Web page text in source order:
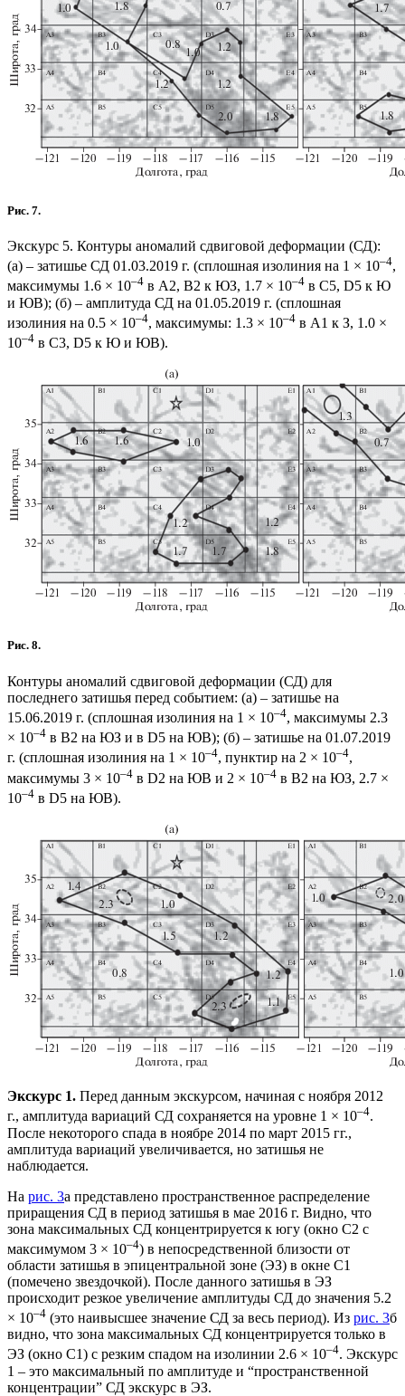
Рис. 7.
Экскурс 5. Контуры аномалий сдвиговой деформации (СД):
(а) – затишье СД 01.03.2019 г. (сплошная изолиния на 1 × 10–4,
максимумы 1.6 × 10–4 в А2, В2 к ЮЗ, 1.7 × 10–4 в С5, D5 к Ю
и ЮВ); (б) – амплитуда СД на 01.05.2019 г. (сплошная
изолиния на 0.5 × 10–4, максимумы: 1.3 × 10–4 в А1 к З, 1.0 ×
10–4 в С3, D5 к Ю и ЮВ).
Рис. 8.
Контуры аномалий сдвиговой деформации (СД) для
последнего затишья перед событием: (а) – затишье на
15.06.2019 г. (сплошная изолиния на 1 × 10–4, максимумы 2.3
× 10–4 в В2 на ЮЗ и в D5 на ЮВ); (б) – затишье на 01.07.2019
г. (сплошная изолиния на 1 × 10–4, пунктир на 2 × 10–4,
максимумы 3 × 10–4 в D2 на ЮВ и 2 × 10–4 в В2 на ЮЗ, 2.7 ×
10–4 в D5 на ЮВ).
Экскурс 1. Перед данным экскурсом, начиная с ноября 2012
г., амплитуда вариаций СД сохраняется на уровне 1 × 10–4.
После некоторого спада в ноябре 2014 по март 2015 гг.,
амплитуда вариаций увеличивается, но затишья не
наблюдается.
На рис. 3а представлено пространственное распределение
приращения СД в период затишья в мае 2016 г. Видно, что
зона максимальных СД концентрируется к югу (окно С2 с
максимумом 3 × 10–4) в непосредственной близости от
области затишья в эпицентральной зоне (ЭЗ) в окне С1
(помечено звездочкой). После данного затишья в ЭЗ
происходит резкое увеличение амплитуды СД до значения 5.2
× 10–4 (это наивысшее значение СД за весь период). Из рис. 3б
видно, что зона максимальных СД концентрируется только в
ЭЗ (окно С1) с резким спадом на изолинии 2.6 × 10–4. Экскурс
1 – это максимальный по амплитуде и “пространственной
концентрации” СД экскурс в ЭЗ.